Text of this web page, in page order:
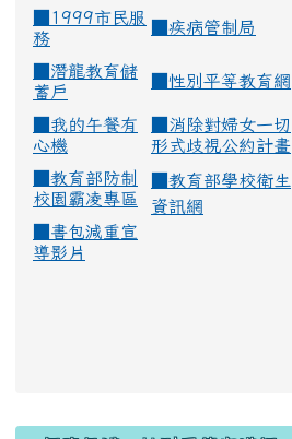
■1999市民服
務
疾病管制局
潛龍教育儲
蓄戶
性別平等教育網
我的午餐有
心機
消除對婦女一切
形式歧視公約計畫
教育部防制
校園霸凌專區
教育部學校衛生
資訊網
書包減重宣
導影片